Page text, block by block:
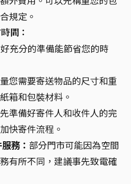
規定。
間：
充分的準備能節省您的時
您需要寄送物品的尺寸和重
箱和包裝材料。
準備好寄件人和收件人的完
快寄件流程。
務： 部分門市可能因為空間
有所不同，建議事先致電確